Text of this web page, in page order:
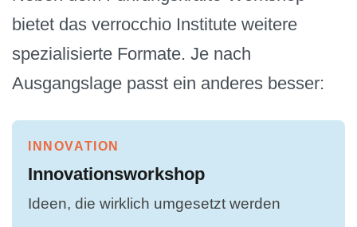
bietet das verrocchio Institute weitere
spezialisierte Formate. Je nach
Ausgangslage passt ein anderes besser:
INNOVATION
Innovationsworkshop
Ideen, die wirklich umgesetzt werden